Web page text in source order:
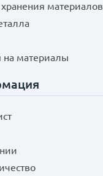
материалов
на материалы